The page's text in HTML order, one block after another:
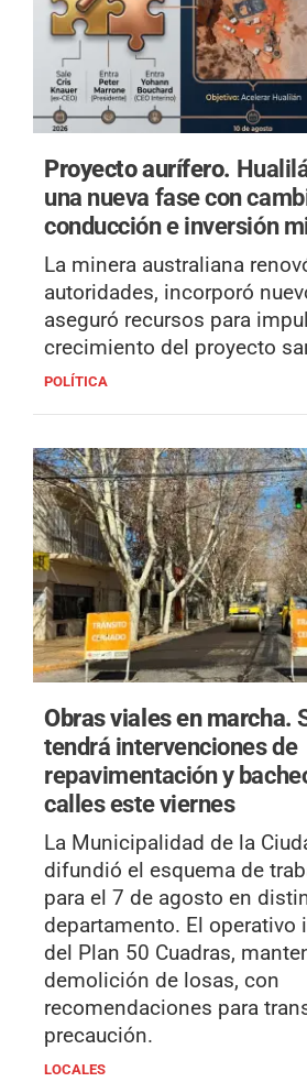
Proyecto aurífero.
una nueva fase con
conducción e inversión
La minera australiana
autoridades, incorporó
aseguró recursos para
crecimiento del proyecto
POLÍTICA
Obras viales en marcha.
tendrá intervenciones de
repavimentación y
calles este viernes
La Municipalidad de la
difundió el esquema de
para el 7 de agosto en
departamento. El operativo
del Plan 50 Cuadras,
demolición de losas, con
recomendaciones para
precaución.
LOCALES